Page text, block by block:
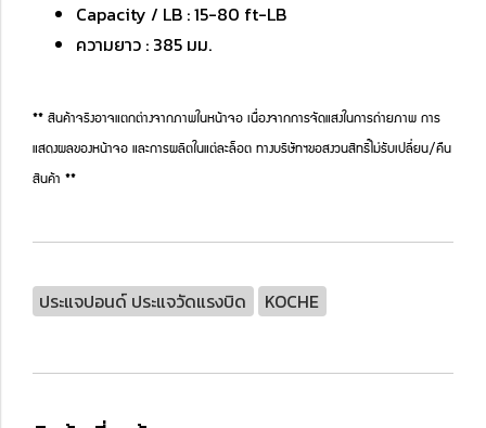
Capacity / LB : 15-80 ft-LB
ความยาว : 385 มม.
** สินค้าจริงอาจแตกต่างจากภาพในหน้าจอ เนื่องจากการจัดแสงในการถ่ายภาพ การ
แสดงผลของหน้าจอ และการผลิตในแต่ละล็อต ทางบริษัทฯขอสงวนสิทธิ์ไม่รับเปลี่ยน/คืน
สินค้า **
ประแจปอนด์ ประแจวัดแรงบิด KOCHE